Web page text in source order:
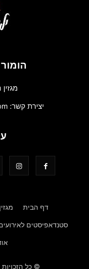
יצירת קשר:
דף הבית
סטנדאפיסטים
© כל